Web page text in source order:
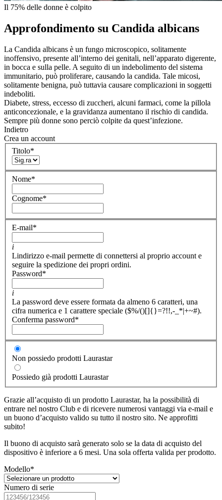
Il 75% delle donne è colpito
Approfondimento su Candida albicans
La Candida albicans è un fungo microscopico, solitamente
inoffensivo, presente all’interno dei genitali, nell’apparato digerente,
in bocca e sulla pelle. A seguito di un indebolimento del sistema
immunitario, può proliferare, causando la candida. Tale micosi,
solitamente benigna, può tuttavia causare complicazioni in soggetti
indeboliti.
Diabete, stress, eccesso di zuccheri, alcuni farmaci, come la pillola
anticoncezionale, e la gravidanza aumentano il rischio di candida.
Sempre più donne sono perciò colpite da quest’infezione.
Indietro
Crea un account
Titolo*
Nome*
Cognome*
E-mail*
i
Lindirizzo e-mail permette di connettersi al proprio account e
seguire la spedizione dei propri ordini.
Password*
i
La password deve essere formata da almeno 6 caratteri, una
cifra numerica e 1 carattere speciale ($%/()[]{}=?!!,-_*|+~#).
Conferma password*
Non possiedo prodotti Laurastar
Possiedo già prodotti Laurastar
Grazie all’acquisto di un prodotto Laurastar, ha la possibilità di
entrare nel nostro Club e di ricevere numerosi vantaggi via e-mail e
un buono d’acquisto valido su tutto il nostro sito. Ne approfitti
subito!
Il buono di acquisto sarà generato solo se la data di acquisto del
dispositivo è inferiore a 6 mesi. Una sola offerta valida per prodotto.
Modello*
Numero di serie